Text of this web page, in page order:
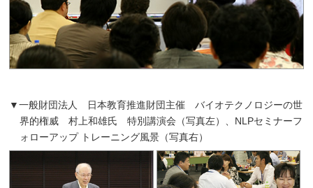
▼一般財団法人 日本教育推進財団主催バイオテクノロジーの世
界的権威 村上和雄氏 特別講演会（写真左）、 NLPセミナーフ
ォローアップ トレーニング風景（写真右）